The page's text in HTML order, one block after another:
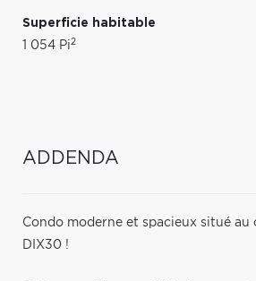
Superficie habitable
1 054 Pi2
ADDENDA
Condo moderne et spacieux situé
DIX30 !